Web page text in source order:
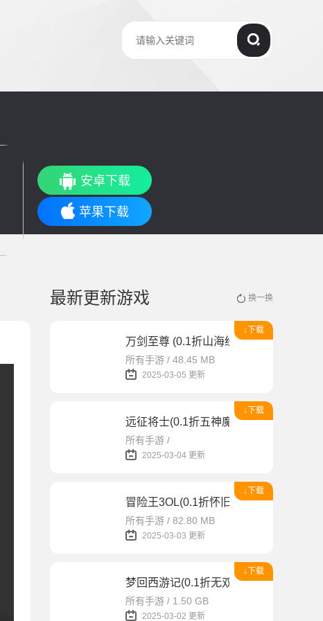
安卓下载
苹果下载
最新更新游戏 换一换
↓下载
万剑至尊 (0.1折山海经)
所有手游 / 48.45 MB
2025-03-05 更新
↓下载
远征将士(0.1折五神魔免费升级版)
所有手游 /
2025-03-04 更新
↓下载
冒险王3OL(0.1折怀旧服)
所有手游 / 82.80 MB
2025-03-03 更新
↓下载
梦回西游记(0.1折无双西游)
所有手游 / 1.50 GB
2025-03-02 更新